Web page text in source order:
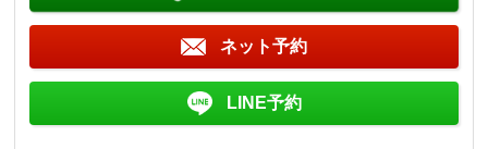
ネット予約
LINE予約